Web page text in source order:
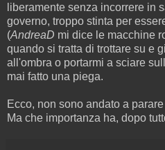
liberamente senza incorrere in
governo, troppo stinta per
(AndreaD mi dice le macchine
quando si tratta di trottare su e
all'ombra o portarmi a sciare
mai fatto una piega.
Ecco, non sono andato a
Ma che importanza ha, dopo